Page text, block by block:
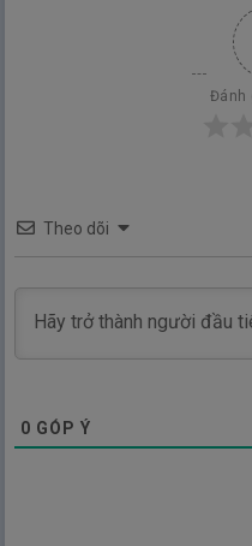
Đánh
Theo dõi
0 GÓP Ý